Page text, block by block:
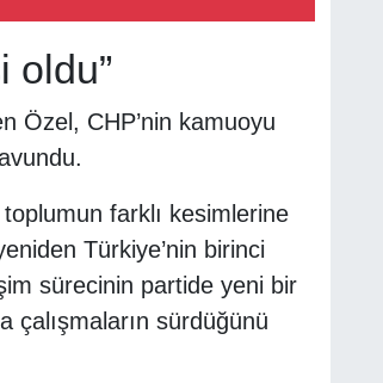
oldu”
Özel, CHP’nin kamuoyu
farklı kesimlerine
Türkiye’nin birinci
sürecinin partide yeni bir
çalışmaların sürdüğünü